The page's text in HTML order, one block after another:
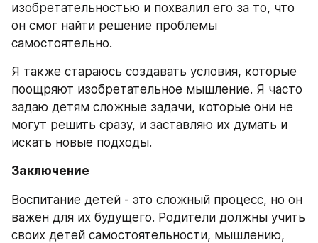
изобретательностью и похвалил его за то, что
он смог найти решение проблемы
самостоятельно.
Я также стараюсь создавать условия, которые
поощряют изобретательное мышление. Я часто
задаю детям сложные задачи, которые они не
могут решить сразу, и заставляю их думать и
искать новые подходы.
Заключение
Воспитание детей - это сложный процесс, но он
важен для их будущего. Родители должны учить
своих детей самостоятельности, мышлению,